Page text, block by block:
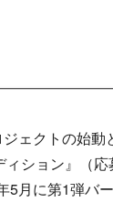
ェクトの始動
ション』（応
5月に第1弾バ